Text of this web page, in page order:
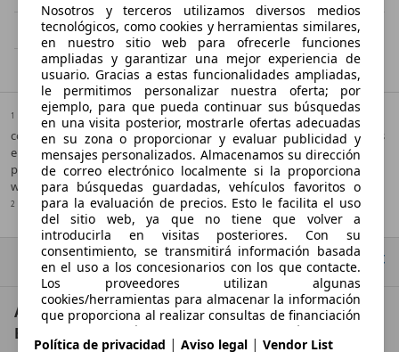
Benejúzar
1
Puede obtenerse información adicional sobre el consumo de
combustible y las emisiones específicas de CO2 de los turismos nuevos
en la “Guía de consumo de combustible y emisiones de CO2” que
puede obtenerse gratuitamente en todos los puntos de venta y en
www.idae.es.
2 IVA deducible
Ir arriba
AutoScout24: el mayor mercado de automoción de
Europa
Nosotros y terceros utilizamos diversos medios
tecnológicos, como cookies y herramientas similares,
en nuestro sitio web para ofrecerle funciones
ampliadas y garantizar una mejor experiencia de
usuario. Gracias a estas funcionalidades ampliadas,
le permitimos personalizar nuestra oferta; por
ejemplo, para que pueda continuar sus búsquedas
en una visita posterior, mostrarle ofertas adecuadas
en su zona o proporcionar y evaluar publicidad y
mensajes personalizados. Almacenamos su dirección
de correo electrónico localmente si la proporciona
para búsquedas guardadas, vehículos favoritos o
para la evaluación de precios. Esto le facilita el uso
del sitio web, ya que no tiene que volver a
introducirla en visitas posteriores. Con su
consentimiento, se transmitirá información basada
en el uso a los concesionarios con los que contacte.
Los proveedores utilizan algunas
cookies/herramientas para almacenar la información
que proporciona al realizar consultas de financiación
durante 30 días y reutilizarla automáticamente
durante este periodo para completar nuevas
Política de privacidad | Aviso legal | Vendor List